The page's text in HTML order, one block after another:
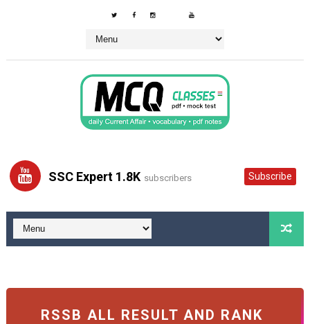
SSC Expert 1.8K subscribers Subscribe
RSSB ALL RESULT AND RANK